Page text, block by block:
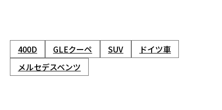
400D GLEクーペ SUV
ドイツ車
メルセデスベンツ